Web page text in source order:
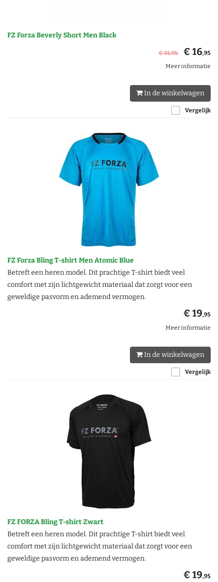
FZ Forza Beverly Short Men Black
€ 31,95 € 16,95
Meer informatie
In de winkelwagen
Vergelijk
FZ Forza Bling T-shirt Men Atomic Blue
Betreft een heren model. Dit prachtige T-shirt biedt veel
comfort met zijn lichtgewicht materiaal dat zorgt voor een
geweldige pasvorm en ademend vermogen.
€ 19,95
Meer informatie
In de winkelwagen
Vergelijk
FZ FORZA Bling T-shirt Zwart
Betreft een heren model. Dit prachtige T-shirt biedt veel
comfort met zijn lichtgewicht materiaal dat zorgt voor een
geweldige pasvorm en ademend vermogen.
€ 19,95